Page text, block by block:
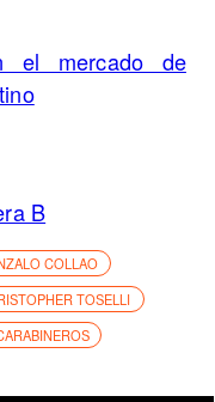
el mercado de
B
COLLAO
TOSELLI